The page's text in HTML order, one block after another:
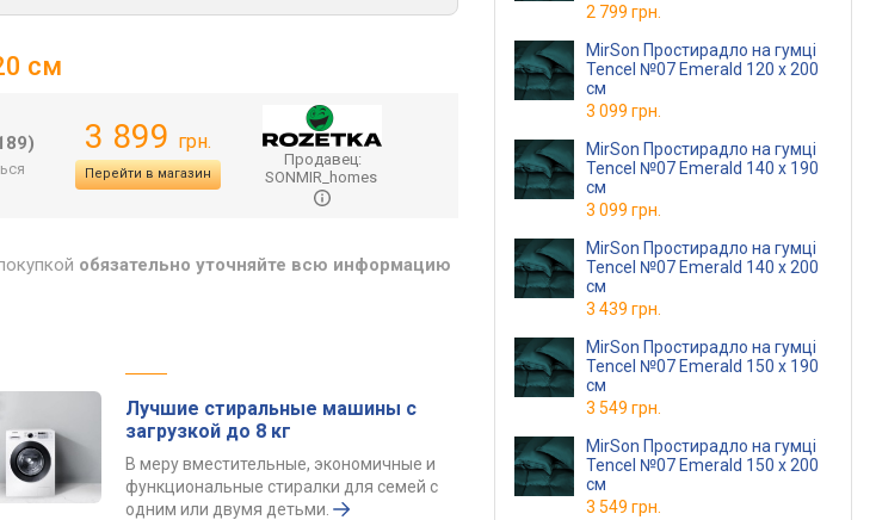
см
3 899 грн.
Перейти в магазин
Продавец:
SONMIR_homes
обязательно уточняйте всю информацию
Лучшие стиральные машины с
загрузкой до 8 кг
В меру вместительные, экономичные и
функциональные стиралки для семей с
одним или двумя детьми.
2 799 грн.
MirSon Простирадло на гумці
Tencel №07 Emerald 120 х 200
см
3 099 грн.
MirSon Простирадло на гумці
Tencel №07 Emerald 140 х 190
см
3 099 грн.
MirSon Простирадло на гумці
Tencel №07 Emerald 140 х 200
см
3 439 грн.
MirSon Простирадло на гумці
Tencel №07 Emerald 150 х 190
см
3 549 грн.
MirSon Простирадло на гумці
Tencel №07 Emerald 150 х 200
см
3 549 грн.